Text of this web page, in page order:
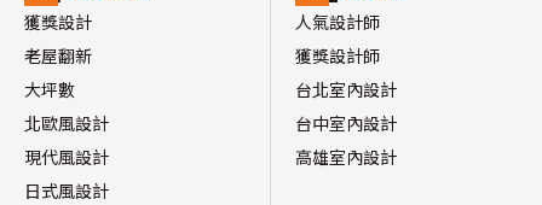
獲獎設計
老屋翻新
大坪數
北歐風設計
現代風設計
日式風設計
人氣設計師
獲獎設計師
台北室內設計
台中室內設計
高雄室內設計